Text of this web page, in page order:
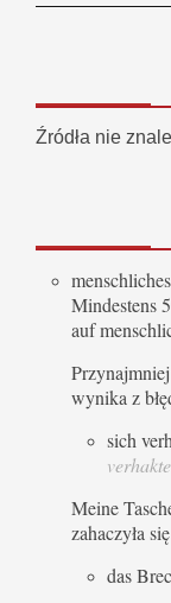
Źródła nie
Mindestens
auf
wynika z
sich
Meine
zahaczyła
das